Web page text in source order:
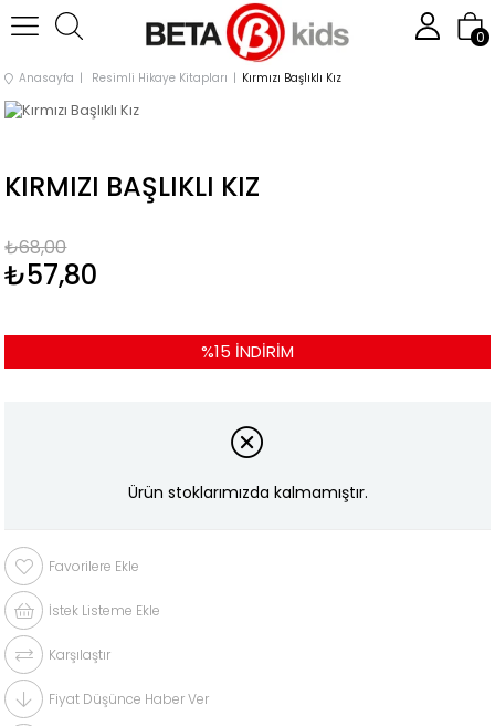
0
Anasayfa Resimli Hikaye Kitapları Kırmızı Başlıklı Kız
KIRMIZI BAŞLIKLI KIZ
₺68,00
₺57,80
%15 İNDIRIM
Ürün stoklarımızda kalmamıştır.
Favorilere Ekle
İstek Listeme Ekle
Karşılaştır
Fiyat Düşünce Haber Ver